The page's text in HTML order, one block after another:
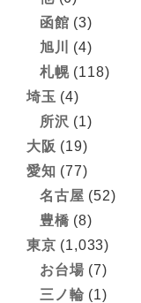
函館 (3)
旭川
(4)
札幌(118)
埼玉 (4)
所沢 (1)
大阪 (19)
愛知 (77)
名古屋 (52)
豊橋 (8)
東京 (1,033)
お台場 (7)
三ノ輪 (1)